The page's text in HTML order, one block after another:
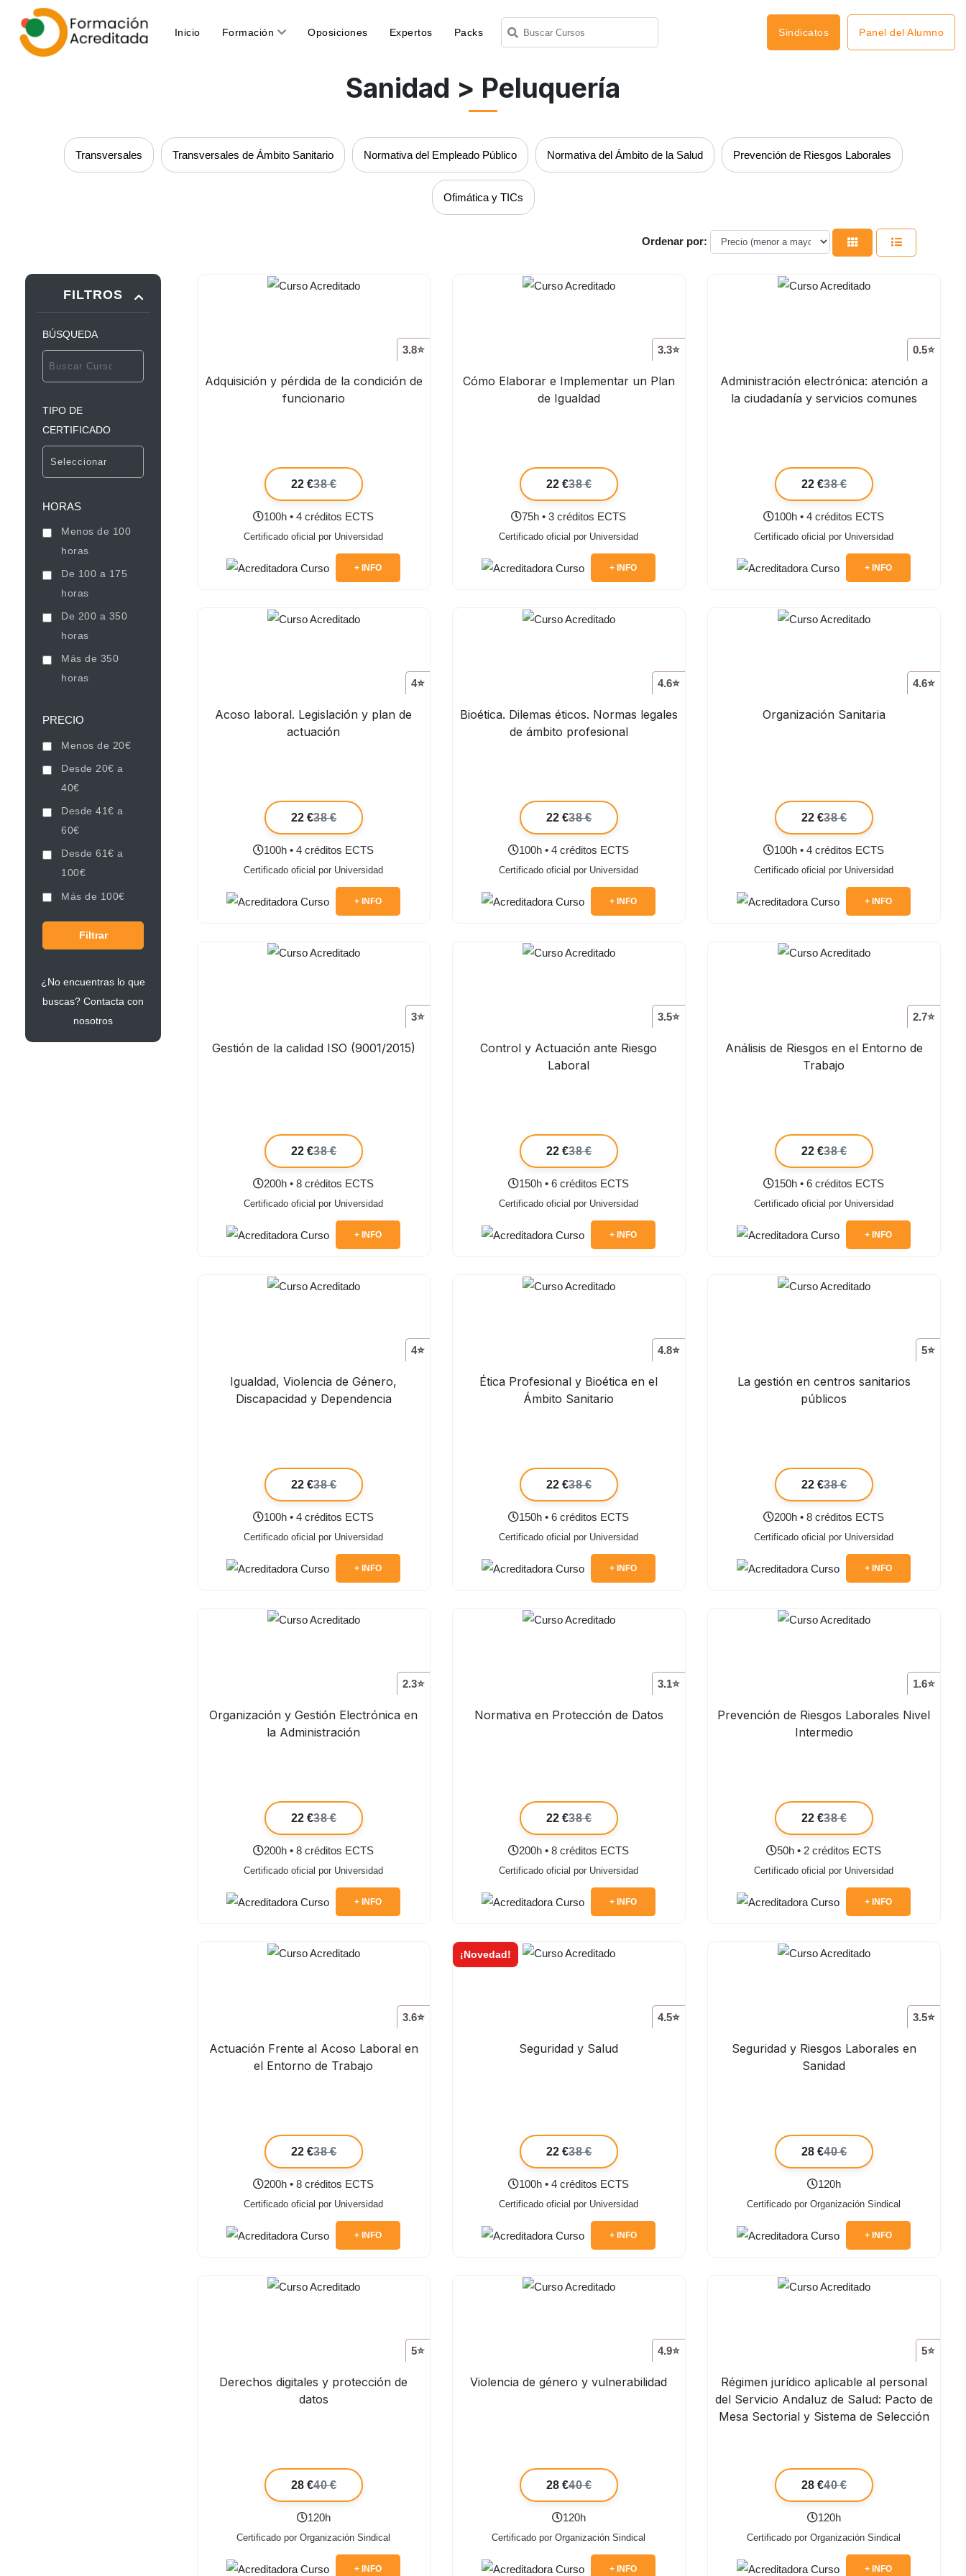
Inicio(current)Formación Oposiciones Expertos Packs Sindicatos Panel del Alumno
Sanidad > Peluquería
Transversales Transversales de Ámbito Sanitario Normativa del Empleado Público Normativa del Ámbito de la Salud Prevención de Riesgos Laborales
Ofimática y TICs
Ordenar por:
FILTROS
BÚSQUEDA
TIPO DE
CERTIFICADO
HORAS
Menos de 100
horas
De 100 a 175
horas
De 200 a 350
horas
Más de 350
horas
PRECIO
Menos de 20€
Desde 20€ a
40€
Desde 41€ a
60€
Desde 61€ a
100€
Más de 100€
Filtrar
¿No encuentras lo que
buscas? Contacta con
nosotros
3.8⭐
Adquisición y pérdida de la condición de
funcionario
22 €38 €
100h • 4 créditos ECTS
Certificado oficial por Universidad
+ INFO
3.3⭐
Cómo Elaborar e Implementar un Plan
de Igualdad
22 €38 €
75h • 3 créditos ECTS
Certificado oficial por Universidad
+ INFO
0.5⭐
Administración electrónica: atención a
la ciudadanía y servicios comunes
22 €38 €
100h • 4 créditos ECTS
Certificado oficial por Universidad
+ INFO
4⭐
Acoso laboral. Legislación y plan de
actuación
22 €38 €
100h • 4 créditos ECTS
Certificado oficial por Universidad
+ INFO
4.6⭐
Bioética. Dilemas éticos. Normas legales
de ámbito profesional
22 €38 €
100h • 4 créditos ECTS
Certificado oficial por Universidad
+ INFO
4.6⭐
Organización Sanitaria
22 €38 €
100h • 4 créditos ECTS
Certificado oficial por Universidad
+ INFO
3⭐
Gestión de la calidad ISO (9001/2015)
22 €38 €
200h • 8 créditos ECTS
Certificado oficial por Universidad
+ INFO
3.5⭐
Control y Actuación ante Riesgo
Laboral
22 €38 €
150h • 6 créditos ECTS
Certificado oficial por Universidad
+ INFO
2.7⭐
Análisis de Riesgos en el Entorno de
Trabajo
22 €38 €
150h • 6 créditos ECTS
Certificado oficial por Universidad
+ INFO
4⭐
Igualdad, Violencia de Género,
Discapacidad y Dependencia
22 €38 €
100h • 4 créditos ECTS
Certificado oficial por Universidad
+ INFO
4.8⭐
Ética Profesional y Bioética en el
Ámbito Sanitario
22 €38 €
150h • 6 créditos ECTS
Certificado oficial por Universidad
+ INFO
5⭐
La gestión en centros sanitarios
públicos
22 €38 €
200h • 8 créditos ECTS
Certificado oficial por Universidad
+ INFO
2.3⭐
Organización y Gestión Electrónica en
la Administración
22 €38 €
200h • 8 créditos ECTS
Certificado oficial por Universidad
+ INFO
3.1⭐
Normativa en Protección de Datos
22 €38 €
200h • 8 créditos ECTS
Certificado oficial por Universidad
+ INFO
1.6⭐
Prevención de Riesgos Laborales Nivel
Intermedio
22 €38 €
50h • 2 créditos ECTS
Certificado oficial por Universidad
+ INFO
3.6⭐
Actuación Frente al Acoso Laboral en
el Entorno de Trabajo
22 €38 €
200h • 8 créditos ECTS
Certificado oficial por Universidad
+ INFO
¡Novedad!
4.5⭐
Seguridad y Salud
22 €38 €
100h • 4 créditos ECTS
Certificado oficial por Universidad
+ INFO
3.5⭐
Seguridad y Riesgos Laborales en
Sanidad
28 €40 €
120h
Certificado por Organización Sindical
+ INFO
5⭐
Derechos digitales y protección de
datos
28 €40 €
120h
Certificado por Organización Sindical
+ INFO
4.9⭐
Violencia de género y vulnerabilidad
28 €40 €
120h
Certificado por Organización Sindical
+ INFO
5⭐
Régimen jurídico aplicable al personal
del Servicio Andaluz de Salud: Pacto de
Mesa Sectorial y Sistema de Selección
28 €40 €
120h
Certificado por Organización Sindical
+ INFO